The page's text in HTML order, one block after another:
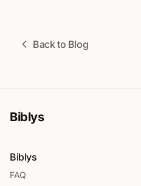
Back to Blog
Biblys
Biblys
FAQ